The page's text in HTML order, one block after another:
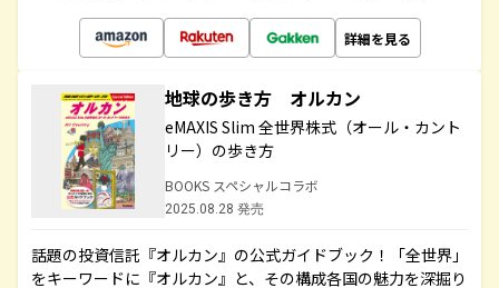
詳細を見る
地球の歩き方 オルカン
eMAXIS Slim 全世界株式（オール・カント
リー）の歩き方
BOOKS スペシャルコラボ
2025.08.28 発売
話題の投資信託『オルカン』の公式ガイドブック！「全世界」
をキーワードに『オルカン』と、その構成各国の魅力を深掘り